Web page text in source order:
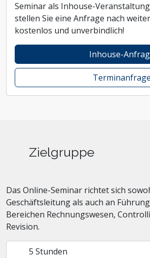
Seminar als Inhouse-
stellen Sie eine Anfrage nach
kostenlos und unverbindlich!
Inhouse-
Terminanfrage
Zielgruppe
Das Online-Seminar richtet sich
Geschäftsleitung als auch an
Bereichen Rechnungswesen,
Revision.
5 Stunden